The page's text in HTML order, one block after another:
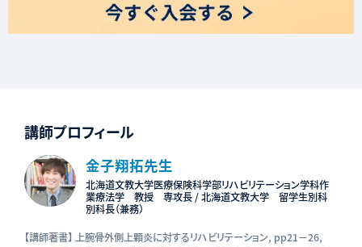
講師プロフィール
金子翔拓先⽣
北海道文教大学医療保険科学部リハビリテーション学科作
業療法学 教授 専攻長 / 北海道文教大学 留学生別科
別科長（兼務）
【講師著書】 上腕骨外側上顆炎に対するリハビリテーション, pp21－26,